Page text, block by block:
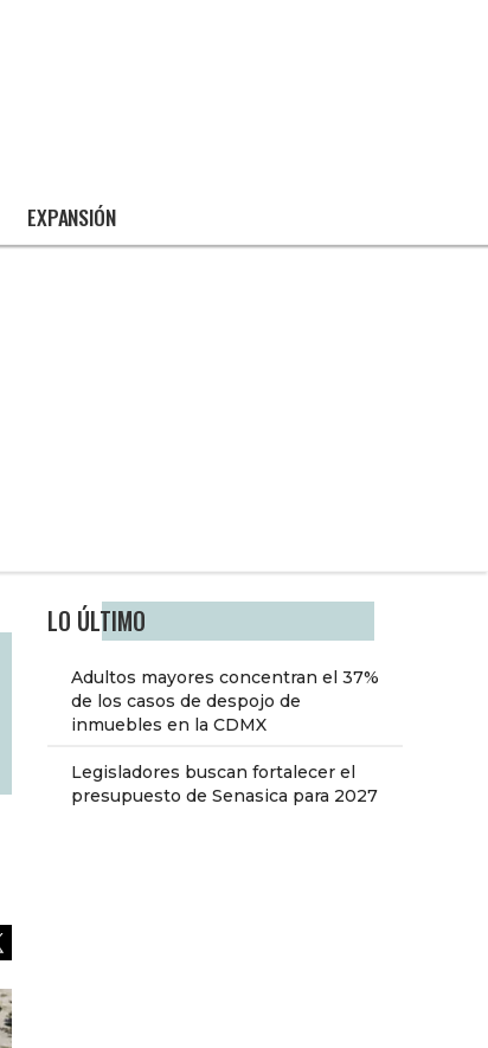
EXPANSIÓN
LO ÚLTIMO
Adultos mayores concentran el 37%
de los casos de despojo de
inmuebles en la CDMX
Legisladores buscan fortalecer el
presupuesto de Senasica para 2027